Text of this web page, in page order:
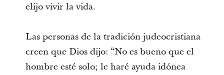
elijo vivir la vida.
Las personas de la tradición judeocristiana
creen que Dios dijo: “No es bueno que el
hombre esté solo; le haré ayuda idónea